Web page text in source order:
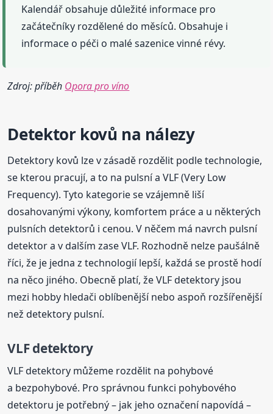
Kalendář obsahuje důležité informace pro
začátečníky rozdělené do měsíců. Obsahuje i
informace o péči o malé sazenice vinné révy.
Zdroj: příběh Opora pro víno
Detektor kovů na nálezy
Detektory kovů lze v zásadě rozdělit podle technologie,
se kterou pracují, a to na pulsní a VLF (Very Low
Frequency). Tyto kategorie se vzájemně liší
dosahovanými výkony, komfortem práce a u některých
pulsních detektorů i cenou. V něčem má navrch pulsní
detektor a v dalším zase VLF. Rozhodně nelze paušálně
říci, že je jedna z technologií lepší, každá se prostě hodí
na něco jiného. Obecně platí, že VLF detektory jsou
mezi hobby hledači oblíbenější nebo aspoň rozšířenější
než detektory pulsní.
VLF detektory
VLF detektory můžeme rozdělit na pohybové
a bezpohybové. Pro správnou funkci pohybového
detektoru je potřebný – jak jeho označení napovídá –